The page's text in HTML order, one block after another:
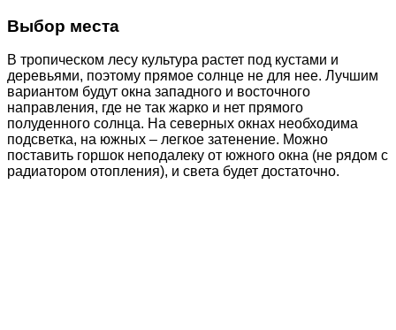
Выбор места
В тропическом лесу культура растет под кустами и
деревьями, поэтому прямое солнце не для нее. Лучшим
вариантом будут окна западного и восточного
направления, где не так жарко и нет прямого
полуденного солнца. На северных окнах необходима
подсветка, на южных – легкое затенение. Можно
поставить горшок неподалеку от южного окна (не рядом с
радиатором отопления), и света будет достаточно.